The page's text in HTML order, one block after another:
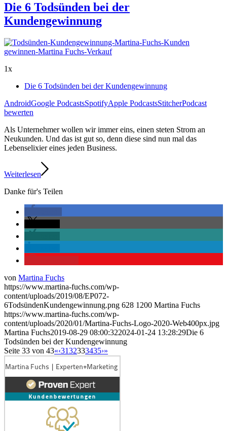
Die 6 Todsünden bei der
Kundengewinnung
1x
Die 6 Todsünden bei der Kundengewinnung
AndroidGoogle PodcastsSpotifyApple PodcastsStitcherPodcast
bewerten
Als Unternehmer wollen wir immer eins, einen steten Strom an
Neukunden. Und das ist gut so, denn diese sind nun mal das
Lebenselixier eines jeden Business.
Weiterlesen
Danke für's Teilen
von Martina Fuchs
https://www.martina-fuchs.com/wp-
content/uploads/2019/08/EP072-
6TodsündenKundengewinnung.png 628 1200 Martina Fuchs
https://www.martina-fuchs.com/wp-
content/uploads/2020/01/Martina-Fuchs-Logo-2020-Web400px.jpg
Martina Fuchs2019-08-29 08:00:322024-01-24 13:28:29Die 6
Todsünden bei der Kundengewinnung
Seite 33 von 43«‹3132333435›»